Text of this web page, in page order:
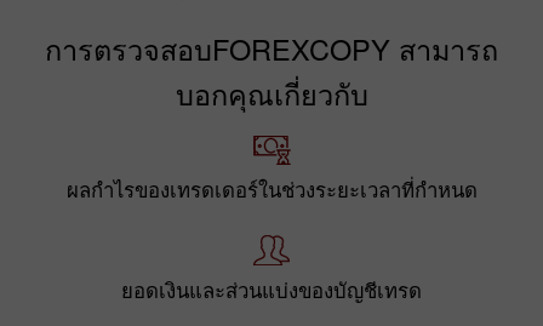
การตรวจสอบFOREXCOPY สามารถ
บอกคุณเกี่ยวกับ
ผลกำไรของเทรดเดอร์ในช่วงระยะเวลาที่กำหนด
ยอดเงินและส่วนแบ่งของบัญชีเทรด